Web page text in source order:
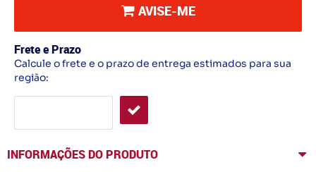
AVISE-ME
Frete e Prazo
Calcule o frete e o prazo de entrega estimados para sua
região:
INFORMAÇÕES DO PRODUTO